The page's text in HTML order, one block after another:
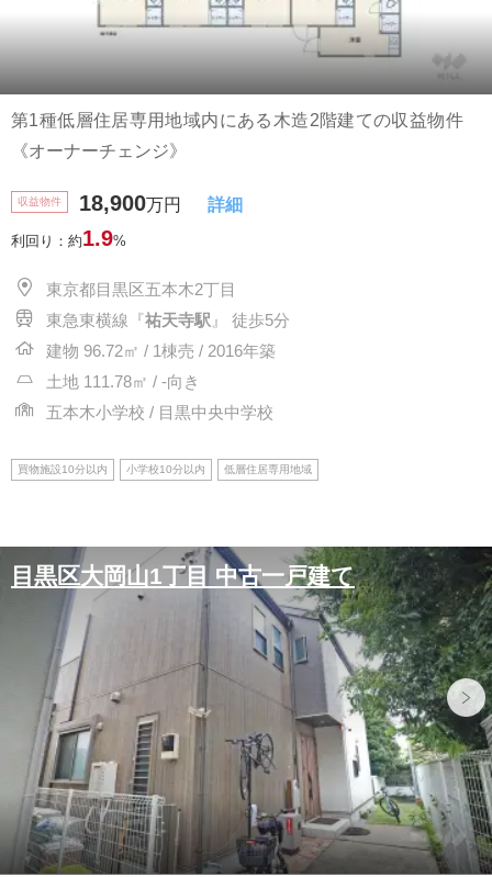
第1種低層住居専用地域内にある木造2階建ての収益物件
《オーナーチェンジ》
収益物件 18,900万円 詳細
利回り：約1.9%
東京都目黒区五本木2丁目
東急東横線『祐天寺駅 』 徒歩5分
建物 96.72㎡ / 1棟売 / 2016年築
土地 111.78㎡ / -向き
五本木小学校 / 目黒中央中学校
買物施設10分以内 小学校10分以内 低層住居専用地域
目黒区大岡山1丁目 中古一戸建て